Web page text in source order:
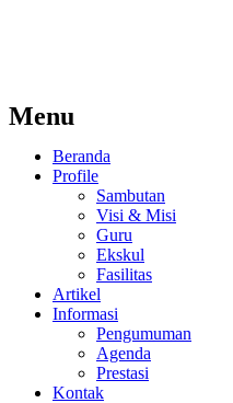
Menu
Beranda
Profile
Sambutan
Visi & Misi
Guru
Ekskul
Fasilitas
Artikel
Informasi
Pengumuman
Agenda
Prestasi
Kontak